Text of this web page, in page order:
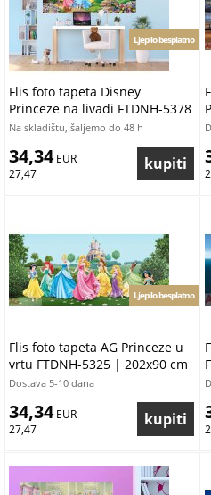
Flis foto tapeta Disney
Princeze na livadi FTDNH-5378
| 202x90 cm
Ljepilo besplatno
Na skladištu, šaljemo do 48 h
34,34 EUR
27,47
Flis foto tapeta AG Princeze u
vrtu FTDNH-5325 | 202x90 cm
Ljepilo besplatno
Dostava 5-10 dana
34,34 EUR
27,47